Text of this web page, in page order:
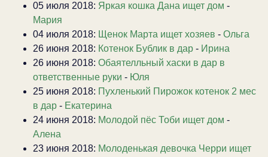
05 июля 2018: Яркая кошка Дана ищет дом -
Мария
04 июля 2018: Щенок Марта ищет хозяев - Ольга
26 июня 2018: Котенок Бублик в дар - Ирина
26 июня 2018: Обаятелльный хаски в дар в
ответственные руки - Юля
25 июня 2018: Пухленький Пирожок котенок 2 мес
в дар - Екатерина
24 июня 2018: Молодой пёс Тоби ищет дом -
Алена
23 июня 2018: Молоденькая девочка Черри ищет